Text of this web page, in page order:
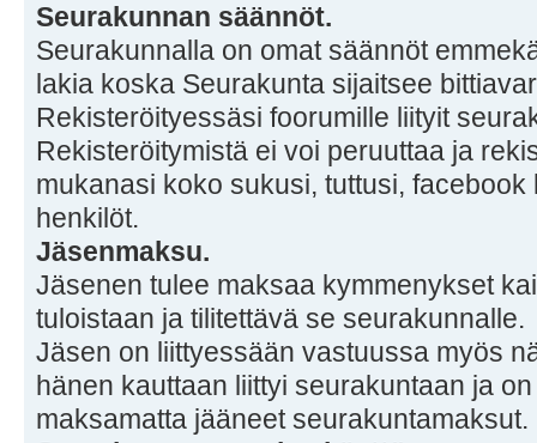
Seurakunnan säännöt.
Seurakunnalla on omat säännöt
lakia koska Seurakunta sijaitsee
Rekisteröityessäsi foorumille liityit
Rekisteröitymistä ei voi peruuttaa ja
mukanasi koko sukusi, tuttusi,
henkilöt.
Jäsenmaksu.
Jäsenen tulee maksaa kymmenykset
tuloistaan ja tilitettävä se seurakunnalle.
Jäsen on liittyessään vastuussa myös
hänen kauttaan liittyi seurakuntaan ja
maksamatta jääneet seurakuntamaksut.